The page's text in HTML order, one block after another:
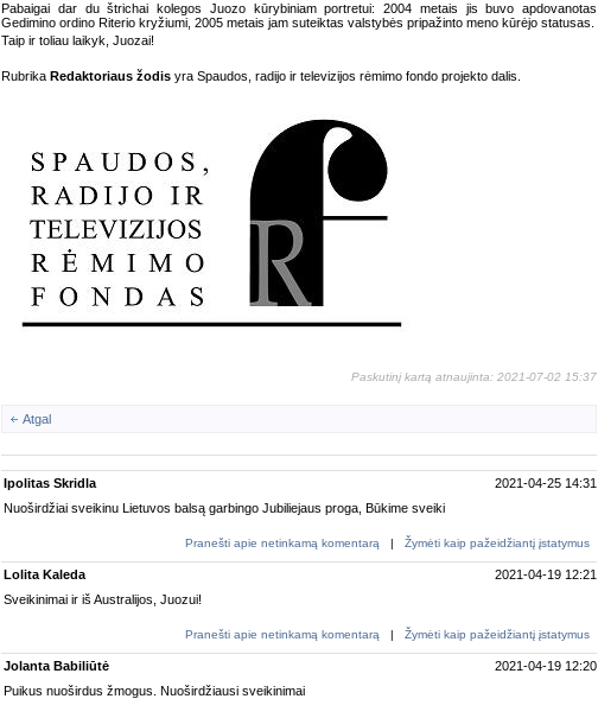
Pabaigai dar du štrichai kolegos Juozo kūrybiniam portretui: 2004 metais jis buvo apdovanotas
Gedimino ordino Riterio kryžiumi, 2005 metais jam suteiktas valstybės pripažinto meno kūrėjo statusas.
Taip ir toliau laikyk, Juozai!
Rubrika Redaktoriaus žodis yra Spaudos, radijo ir televizijos rėmimo fondo projekto dalis.
Paskutinį kartą atnaujinta: 2021-07-02 15:37
Atgal
Ipolitas Skridla
2021-04-25 14:31
Nuoširdžiai sveikinu Lietuvos balsą garbingo Jubiliejaus proga, Būkime sveiki
Pranešti apie netinkamą komentarą | Žymėti kaip pažeidžiantį įstatymus
Lolita Kaleda
2021-04-19 12:21
Sveikinimai ir iš Australijos, Juozui!
Pranešti apie netinkamą komentarą | Žymėti kaip pažeidžiantį įstatymus
Jolanta Babiliūtė
2021-04-19 12:20
Puikus nuoširdus žmogus. Nuoširdžiausi sveikinimai